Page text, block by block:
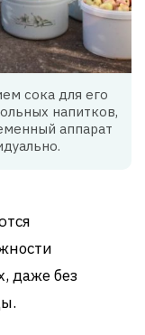
сока для его
напитков,
аппарат
даже без